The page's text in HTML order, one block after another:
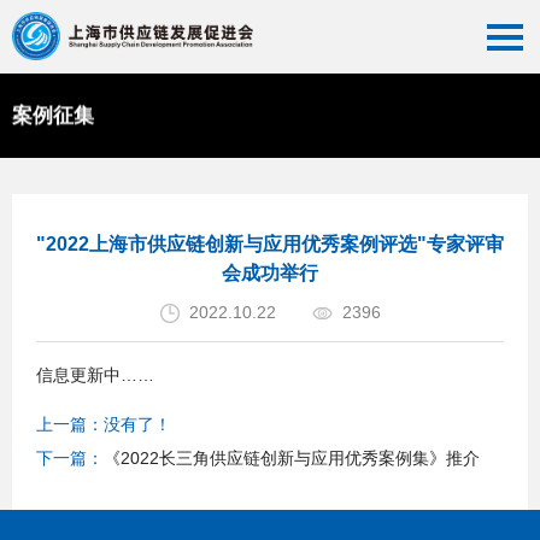
案例征集
首页>> 案例征集>>优秀案例推广
"2022上海市供应链创新与应用优秀案例评选"专家评审
会成功举行
2022.10.22 2396
信息更新中……
上一篇：没有了！
下一篇：
《2022长三角供应链创新与应用优秀案例集》推介